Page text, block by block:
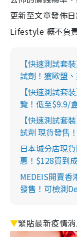
更新至文章發佈
Lifestyle 概不負
【快速測試套
試劑！獲歐盟
【快速測試套
覽！低至$9.9/
【快速測試套
試劑 現貨發售
日本城分店現
惠！$128買到
MEDEIS開賣
發售！可檢測
▼緊貼最新疫情